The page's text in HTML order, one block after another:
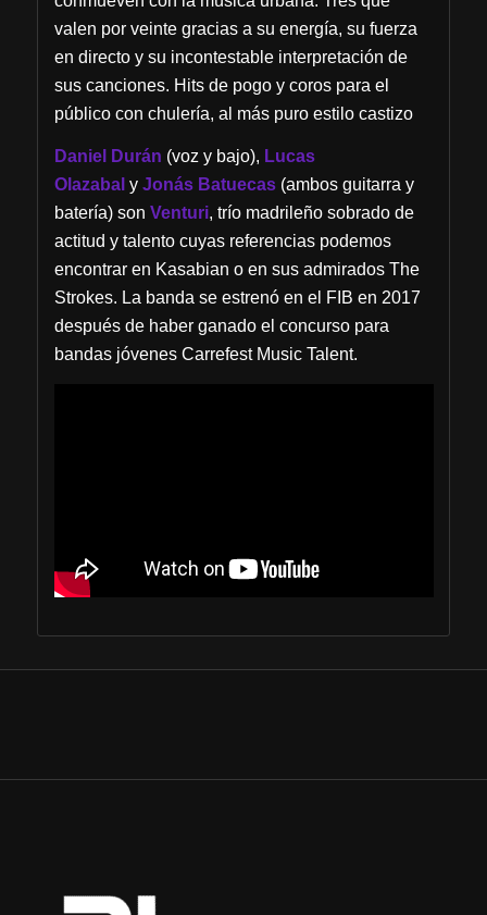
valen por veinte gracias a su energía, su fuerza
en directo y su incontestable interpretación de
sus canciones. Hits de pogo y coros para el
público con chulería, al más puro estilo castizo
Daniel Durán (voz y bajo), Lucas
Olazabal y Jonás Batuecas(ambos guitarra y
batería) son Venturi, trío madrileño sobrado de
actitud y talento cuyas referencias podemos
encontrar en Kasabian o en sus admirados The
Strokes. La banda se estrenó en el FIB en 2017
después de haber ganado el concurso para
bandas jóvenes Carrefest Music Talent.